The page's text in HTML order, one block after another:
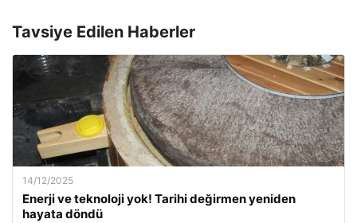
Tavsiye Edilen Haberler
14/12/2025
Enerji ve teknoloji yok! Tarihi değirmen yeniden
hayata döndü